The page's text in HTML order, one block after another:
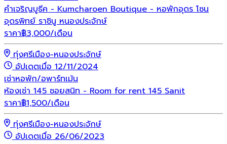
คำเจริญบูธีค - Kumcharoen Boutique - หอพักอุดร โซน
อุดรพิทย์ ราชินู หนองประจักษ์
ราคา฿3,000/เดือน
ทุ่งศรีเมือง-หนองประจักษ์
อัปเดตเมื่อ 12/11/2024
เช่าหอพัก/อพาร์ทเม้น
ห้องเช่า 145 ซอยสนิท - Room for rent 145 Sanit
ราคา฿1,500/เดือน
ทุ่งศรีเมือง-หนองประจักษ์
อัปเดตเมื่อ 26/06/2023